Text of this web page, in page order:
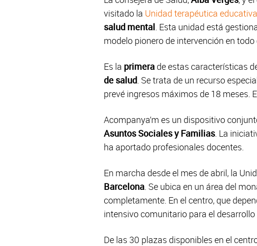
visitado la Unidad terapéutica
salud mental. Esta unidad está
modelo pionero de intervención en
Es la primera de estas características
de salud. Se trata de un recurso
prevé ingresos máximos de 18 meses.
Acompanya’m es un dispositivo
Asuntos Sociales y Familias. La
ha aportado profesionales docentes.
En marcha desde el mes de abril, la
Barcelona. Se ubica en un área del
completamente. En el centro, que
intensivo comunitario para el
De las 30 plazas disponibles en el